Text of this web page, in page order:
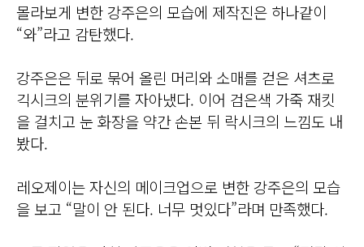
몰라보게 변한 강주은의 모습에 제작진은 하나같이
“와”라고 감탄했다.
강주은은 뒤로 묶어 올린 머리와 소매를 걷은 셔츠로
긱시크의 분위기를 자아냈다. 이어 검은색 가죽 재킷
을 걸치고 눈 화장을 약간 손본 뒤 락시크의 느낌도 내
봤다.
레오제이는 자신의 메이크업으로 변한 강주은의 모습
을 보고 “말이 안 된다. 너무 멋있다”라며 만족했다.